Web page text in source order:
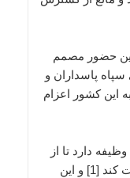
حضور مصمم
پاسداران و
این کشور اعزام
دارد تا از
انقلاب اسلامی و دستاوردهای آن حراست کند [1] و این